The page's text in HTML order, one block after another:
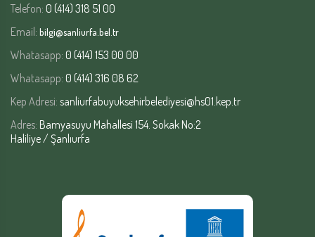
Telefon: 0 (414) 318 51 00
Email: bilgi@sanliurfa.bel.tr
Whatasapp: 0 (414) 153 00 00
Whatasapp: 0 (414) 316 08 62
Kep Adresi: sanliurfabuyuksehirbelediyesi@hs01.kep.tr
Adres: Bamyasuyu Mahallesi 154. Sokak No:2
Haliliye / Şanlıurfa